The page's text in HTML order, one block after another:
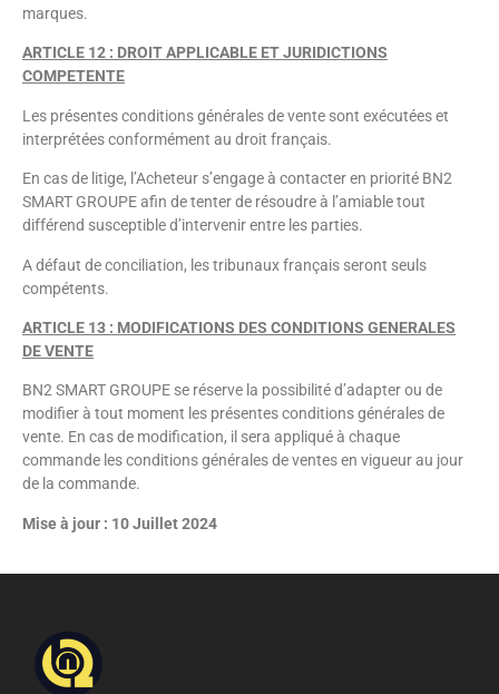
marques.
ARTICLE 12 : DROIT APPLICABLE ET JURIDICTIONS
COMPETENTE
Les présentes conditions générales de vente sont exécutées et
interprétées conformément au droit français.
En cas de litige, l’Acheteur s’engage à contacter en priorité BN2
SMART GROUPE afin de tenter de résoudre à l’amiable tout
différend susceptible d’intervenir entre les parties.
A défaut de conciliation, les tribunaux français seront seuls
compétents.
ARTICLE 13 : MODIFICATIONS DES CONDITIONS GENERALES
DE VENTE
BN2 SMART GROUPE se réserve la possibilité d’adapter ou de
modifier à tout moment les présentes conditions générales de
vente. En cas de modification, il sera appliqué à chaque
commande les conditions générales de ventes en vigueur au jour
de la commande.
Mise à jour : 10 Juillet 2024